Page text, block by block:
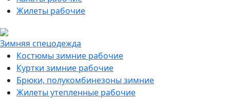
Жилеты рабочие
Зимняя спецодежда
Костюмы зимние рабочие
Куртки зимние рабочие
Брюки, полукомбинезоны зимние
Жилеты утепленные рабочие